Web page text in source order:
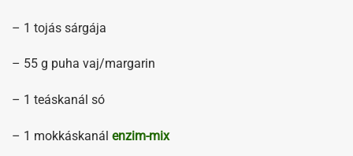
– 1 tojás sárgája
– 55 g puha vaj/margarin
– 1 teáskanál só
– 1 mokkáskanál enzim-mix